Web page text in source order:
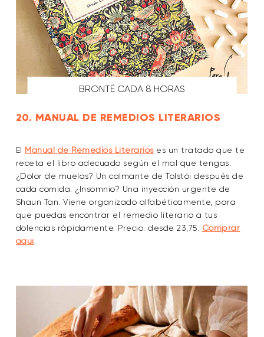
BRONTË CADA 8 HORAS
20. MANUAL DE REMEDIOS LITERARIOS
El Manual de Remedios Literarioses un tratado que te
receta el libro adecuado según el mal que tengas.
¿Dolor de muelas? Un calmante de Tolstói después de
cada comida. ¿Insomnio? Una inyección urgente de
Shaun Tan. Viene organizado alfabéticamente, para
que puedas encontrar el remedio literario a tus
dolencias rápidamente. Precio: desde 23,75. Comprar
aquí